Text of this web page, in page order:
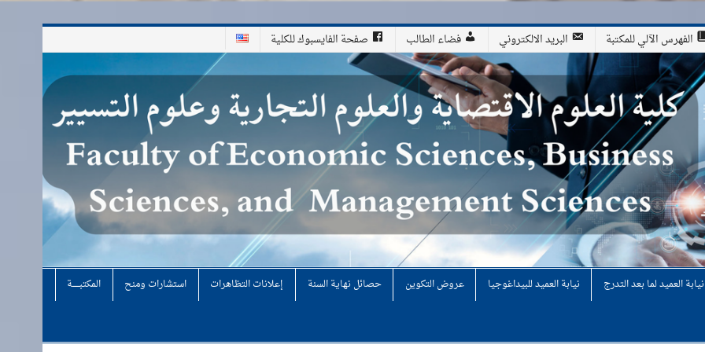
الفهرس الآلي للمكتبة البريد الالكتروني فضاء الطالب صفحة الفايسبوك للكلية
التجارية وعلوم التسييرنيابة العميد لما بعد التدرج نيابة العميد للبيداغوجيا عروض التكوين حصائل نهاية السنة إعلانات التظاهرات استشارات ومنح المكتبـــــــــة